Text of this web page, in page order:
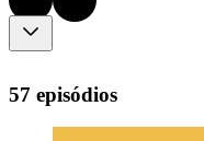
57 episódios